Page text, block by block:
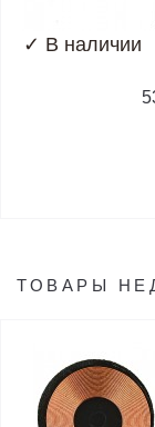
✓ В наличии
ТОВАРЫ